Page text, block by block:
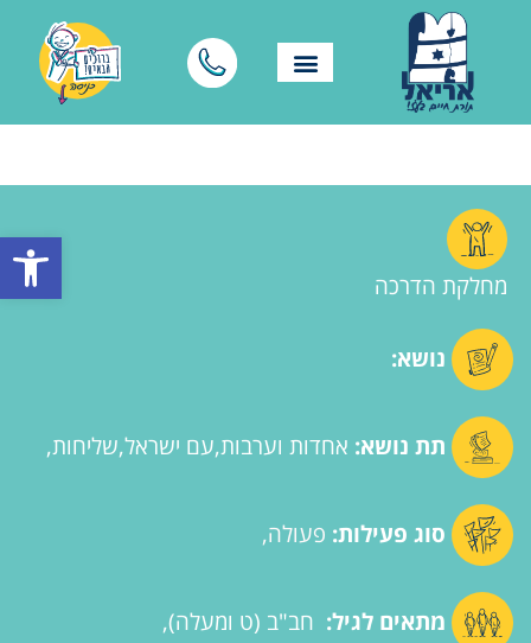
פתח
מחלקת הדרכה
נושא:
תת נושא: אחדות וערבות עם ישראל שליחות
סוג פעילות: פעולה
מתאים לגיל: חב"ב (ט ומעלה)